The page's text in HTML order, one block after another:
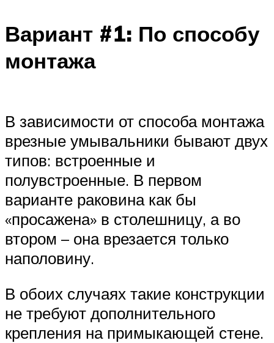
Вариант #1: По способу
монтажа
В зависимости от способа монтажа
врезные умывальники бывают двух
типов: встроенные и
полувстроенные. В первом
варианте раковина как бы
«просажена» в столешницу, а во
втором – она врезается только
наполовину.
В обоих случаях такие конструкции
не требуют дополнительного
крепления на примыкающей стене.